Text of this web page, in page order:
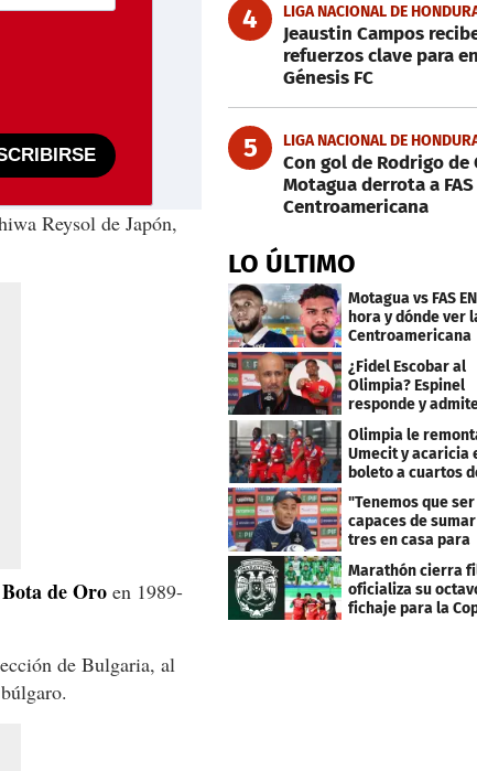
Reysol de Japón,
Bota de Oro en 1989-
de Bulgaria, al
4 LIGA NACIONAL DE
Jeaustin Campos
refuerzos clave para
Génesis FC
5 LIGA NACIONAL DE
Con gol de Rodrigo de
Motagua derrota a
Centroamericana
LO ÚLTIMO
Motagua vs FAS
hora y dónde ver
Centroamericana
¿Fidel Escobar al
Olimpia? Espinel
responde y
resultado fue
Olimpia le
Umecit y acaricia
boleto a cuartos
"Tenemos que ser
capaces de
tres en casa para
asegurar la
clasificación"
Marathón cierra
oficializa su
fichaje para la